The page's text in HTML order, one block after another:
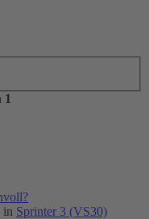
1
in Sprinter 3 (VS30)